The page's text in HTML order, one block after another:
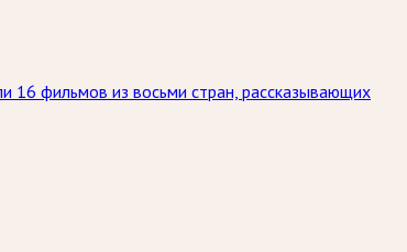
16 фильмов из восьми стран, рассказывающих